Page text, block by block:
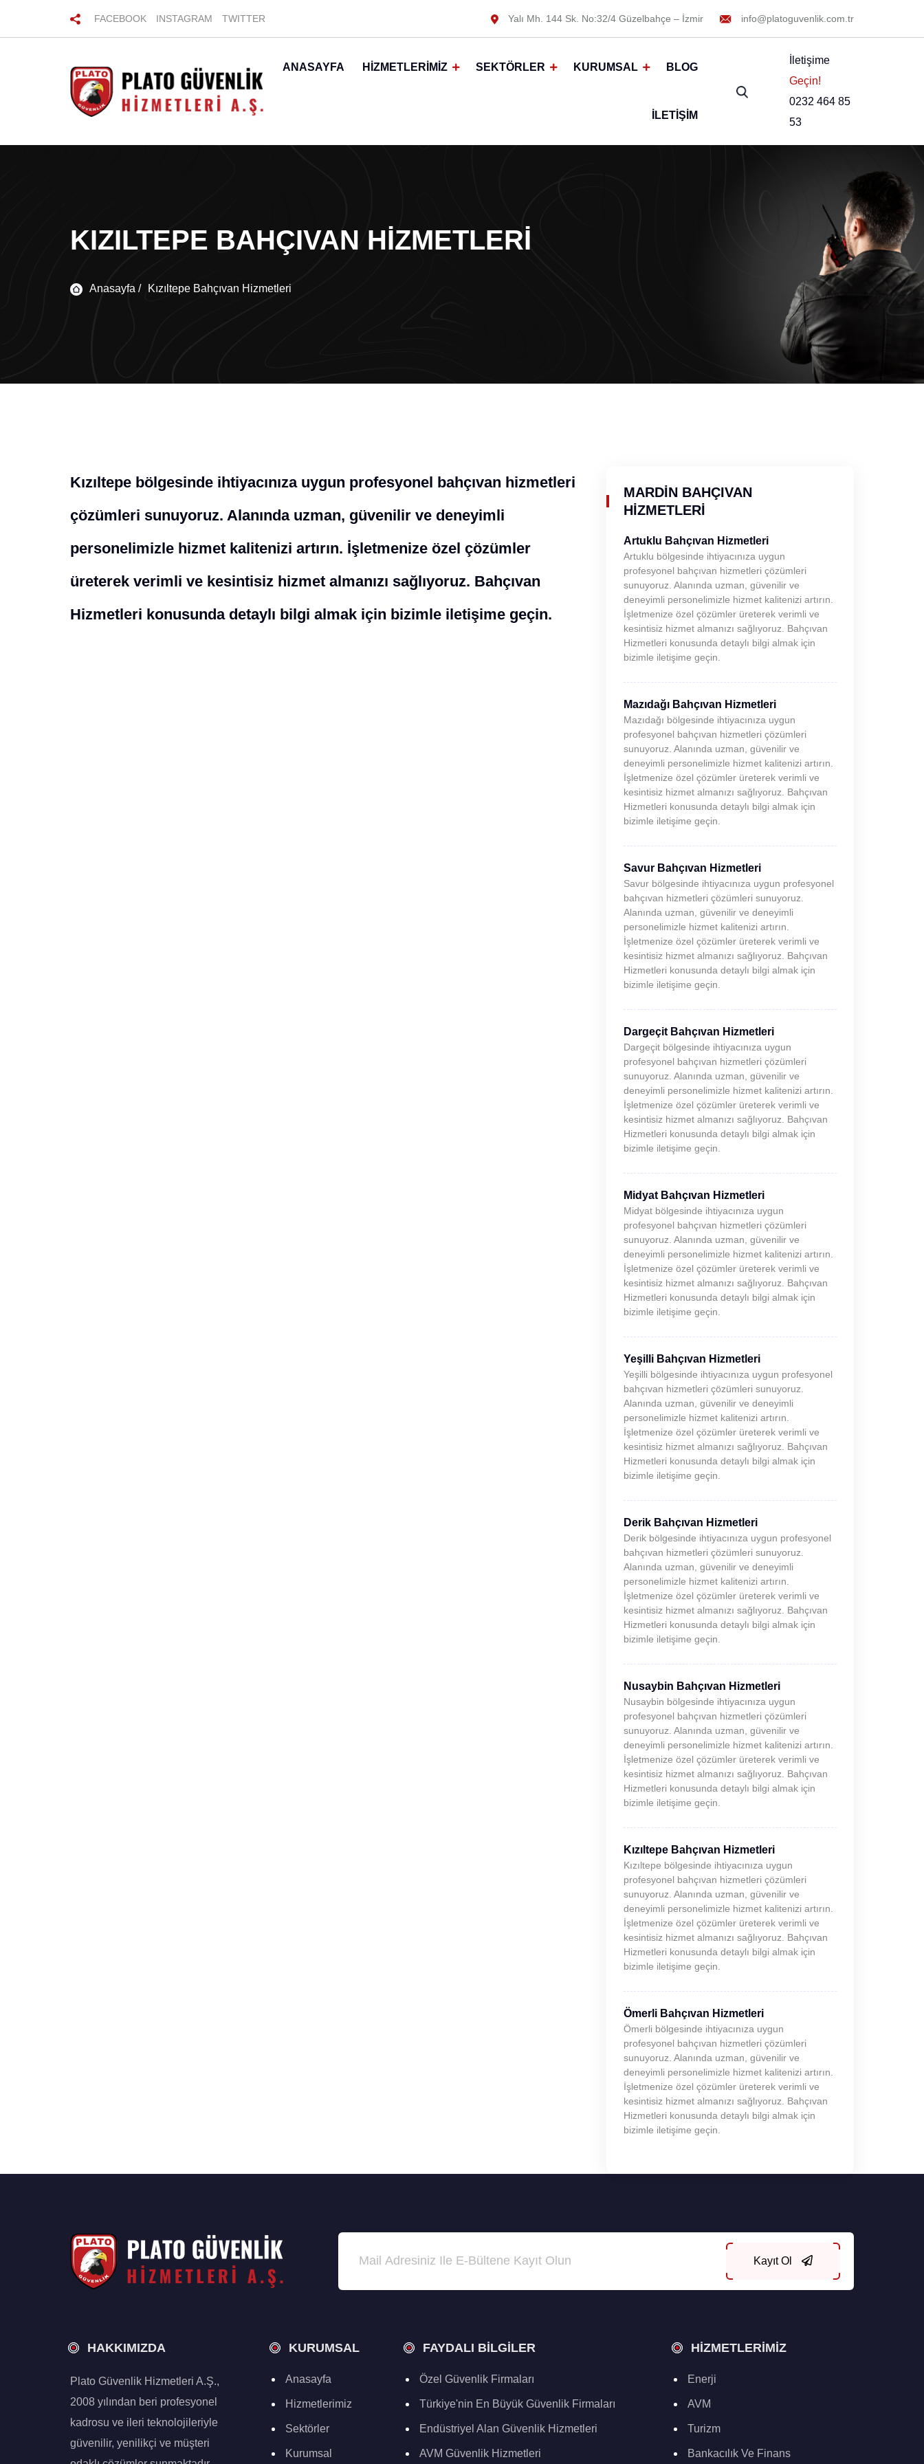
FACEBOOK INSTAGRAM TWITTER Yalı Mh. 144 Sk. No:32/4 Güzelbahçe – İzmir info@platoguvenlik.com.tr
ANASAYFA HIZMETLERIMIZ SEKTÖRLER KURUMSAL BLOG
İLETIŞIM
İletişime
Geçin!
0232 464 85
53
KIZILTEPE BAHÇIVAN HIZMETLERI
Anasayfa / Kızıltepe Bahçıvan Hizmetleri
Kızıltepe bölgesinde ihtiyacınıza uygun profesyonel bahçıvan hizmetleri
çözümleri sunuyoruz. Alanında uzman, güvenilir ve deneyimli
personelimizle hizmet kalitenizi artırın. İşletmenize özel çözümler
üreterek verimli ve kesintisiz hizmet almanızı sağlıyoruz. Bahçıvan
Hizmetleri konusunda detaylı bilgi almak için bizimle iletişime geçin.
MARDIN BAHÇIVAN
HIZMETLERI
Artuklu Bahçıvan Hizmetleri
Artuklu bölgesinde ihtiyacınıza uygun
profesyonel bahçıvan hizmetleri çözümleri
sunuyoruz. Alanında uzman, güvenilir ve
deneyimli personelimizle hizmet kalitenizi artırın.
İşletmenize özel çözümler üreterek verimli ve
kesintisiz hizmet almanızı sağlıyoruz. Bahçıvan
Hizmetleri konusunda detaylı bilgi almak için
bizimle iletişime geçin.
Mazıdağı Bahçıvan Hizmetleri
Mazıdağı bölgesinde ihtiyacınıza uygun
profesyonel bahçıvan hizmetleri çözümleri
sunuyoruz. Alanında uzman, güvenilir ve
deneyimli personelimizle hizmet kalitenizi artırın.
İşletmenize özel çözümler üreterek verimli ve
kesintisiz hizmet almanızı sağlıyoruz. Bahçıvan
Hizmetleri konusunda detaylı bilgi almak için
bizimle iletişime geçin.
Savur Bahçıvan Hizmetleri
Savur bölgesinde ihtiyacınıza uygun profesyonel
bahçıvan hizmetleri çözümleri sunuyoruz.
Alanında uzman, güvenilir ve deneyimli
personelimizle hizmet kalitenizi artırın.
İşletmenize özel çözümler üreterek verimli ve
kesintisiz hizmet almanızı sağlıyoruz. Bahçıvan
Hizmetleri konusunda detaylı bilgi almak için
bizimle iletişime geçin.
Dargeçit Bahçıvan Hizmetleri
Dargeçit bölgesinde ihtiyacınıza uygun
profesyonel bahçıvan hizmetleri çözümleri
sunuyoruz. Alanında uzman, güvenilir ve
deneyimli personelimizle hizmet kalitenizi artırın.
İşletmenize özel çözümler üreterek verimli ve
kesintisiz hizmet almanızı sağlıyoruz. Bahçıvan
Hizmetleri konusunda detaylı bilgi almak için
bizimle iletişime geçin.
Midyat Bahçıvan Hizmetleri
Midyat bölgesinde ihtiyacınıza uygun
profesyonel bahçıvan hizmetleri çözümleri
sunuyoruz. Alanında uzman, güvenilir ve
deneyimli personelimizle hizmet kalitenizi artırın.
İşletmenize özel çözümler üreterek verimli ve
kesintisiz hizmet almanızı sağlıyoruz. Bahçıvan
Hizmetleri konusunda detaylı bilgi almak için
bizimle iletişime geçin.
Yeşilli Bahçıvan Hizmetleri
Yeşilli bölgesinde ihtiyacınıza uygun profesyonel
bahçıvan hizmetleri çözümleri sunuyoruz.
Alanında uzman, güvenilir ve deneyimli
personelimizle hizmet kalitenizi artırın.
İşletmenize özel çözümler üreterek verimli ve
kesintisiz hizmet almanızı sağlıyoruz. Bahçıvan
Hizmetleri konusunda detaylı bilgi almak için
bizimle iletişime geçin.
Derik Bahçıvan Hizmetleri
Derik bölgesinde ihtiyacınıza uygun profesyonel
bahçıvan hizmetleri çözümleri sunuyoruz.
Alanında uzman, güvenilir ve deneyimli
personelimizle hizmet kalitenizi artırın.
İşletmenize özel çözümler üreterek verimli ve
kesintisiz hizmet almanızı sağlıyoruz. Bahçıvan
Hizmetleri konusunda detaylı bilgi almak için
bizimle iletişime geçin.
Nusaybin Bahçıvan Hizmetleri
Nusaybin bölgesinde ihtiyacınıza uygun
profesyonel bahçıvan hizmetleri çözümleri
sunuyoruz. Alanında uzman, güvenilir ve
deneyimli personelimizle hizmet kalitenizi artırın.
İşletmenize özel çözümler üreterek verimli ve
kesintisiz hizmet almanızı sağlıyoruz. Bahçıvan
Hizmetleri konusunda detaylı bilgi almak için
bizimle iletişime geçin.
Kızıltepe Bahçıvan Hizmetleri
Kızıltepe bölgesinde ihtiyacınıza uygun
profesyonel bahçıvan hizmetleri çözümleri
sunuyoruz. Alanında uzman, güvenilir ve
deneyimli personelimizle hizmet kalitenizi artırın.
İşletmenize özel çözümler üreterek verimli ve
kesintisiz hizmet almanızı sağlıyoruz. Bahçıvan
Hizmetleri konusunda detaylı bilgi almak için
bizimle iletişime geçin.
Ömerli Bahçıvan Hizmetleri
Ömerli bölgesinde ihtiyacınıza uygun
profesyonel bahçıvan hizmetleri çözümleri
sunuyoruz. Alanında uzman, güvenilir ve
deneyimli personelimizle hizmet kalitenizi artırın.
İşletmenize özel çözümler üreterek verimli ve
kesintisiz hizmet almanızı sağlıyoruz. Bahçıvan
Hizmetleri konusunda detaylı bilgi almak için
bizimle iletişime geçin.
Kayıt Ol
HAKKIMIZDA
Plato Güvenlik Hizmetleri A.Ş.,
2008 yılından beri profesyonel
kadrosu ve ileri teknolojileriyle
güvenilir, yenilikçi ve müşteri
KURUMSAL
Anasayfa
Hizmetlerimiz
Sektörler
Kurumsal
FAYDALI BILGILER
Özel Güvenlik Firmaları
Türkiye'nin En Büyük Güvenlik Firmaları
Endüstriyel Alan Güvenlik Hizmetleri
AVM Güvenlik Hizmetleri
HIZMETLERIMIZ
Enerji
AVM
Turizm
Bankacılık Ve Finans